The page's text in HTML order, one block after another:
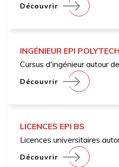
Découvrir
INGÉNIEUR EPI
Cursus d'ingénieur autour
Découvrir
LICENCES EPI BS
Licences universitaires
Découvrir